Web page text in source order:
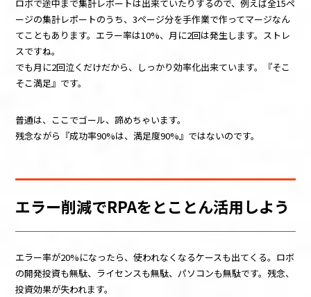
ロボで途中まで集計レポートは出来ていたりするので、例えば全15ペ
ージの集計レポートのうち、3ページ分を手作業で作ってマージなん
てこともあります。エラー率は10%、月に2回は発生します。ストレ
スですね。
でも月に2回泣くだけだから、しっかり効率化出来ています。『そこ
そこ満足』です。
普通は、ここでゴール、諦めちゃいます。
残念ながら『成功率90%は、満足度90%』ではないのです。
エラー削減でRPAをとことん活用しよう
エラー率が20%になったら、使われなくなるケースも出てくる。ロボ
の開発投資も無駄、ライセンスも無駄、パソコンも無駄です。残念、
投資効果が失われます。